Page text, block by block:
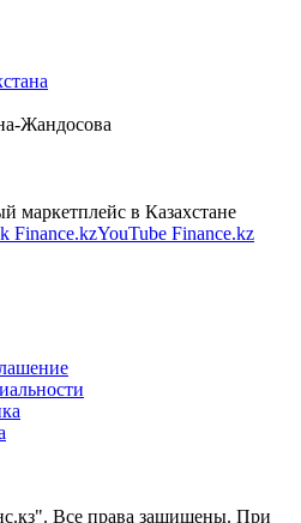
Жандосова
в Казахстане
Finance.kzYouTube Finance.kz
Все права защищены. При